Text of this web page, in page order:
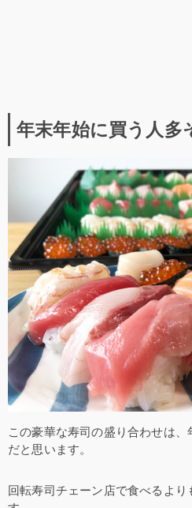
年末年始に買う人多
この豪華な寿司の盛り合わせは
だと思います。
回転寿司チェーン店で食べるよ